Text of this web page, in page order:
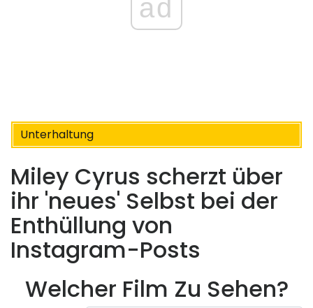
ad
Unterhaltung
Miley Cyrus scherzt über
ihr 'neues' Selbst bei der
Enthüllung von
Instagram-Posts
Welcher Film Zu Sehen?